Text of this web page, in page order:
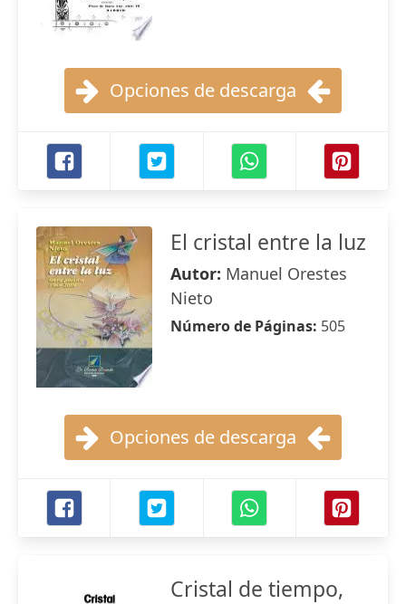
Opciones de descarga
El cristal entre la luz
Autor: Manuel Orestes
Nieto
Número de Páginas: 505
Opciones de descarga
Cristal de tiempo,